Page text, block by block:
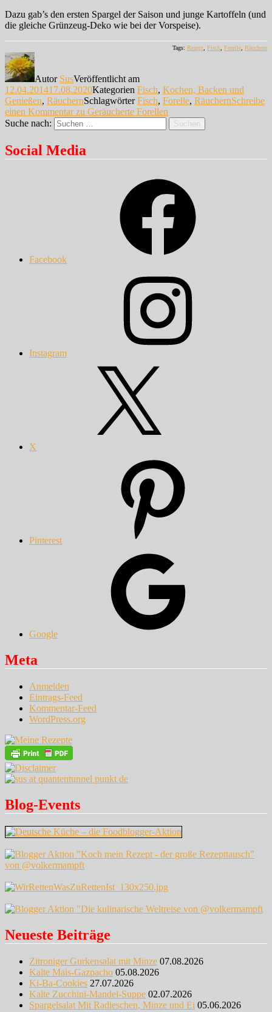
Dazu gab’s den ersten Spargel der Saison und junge Kartoffeln (und
die gleiche Grünzeug-Deko wie bei der Vorspeise).
Tags: Rezept, Fisch, Forelle, Räuchern
Autor SusVeröffentlicht am
12.04.201417.08.2020Kategorien Fisch, Kochen, Backen und
Genießen, RäuchernSchlagwörterFisch, Forelle, RäuchernSchreibe
einen Kommentarzu Geräucherte Forellen
Suche nach:
Suchen
Social Media
Facebook
Instagram
X
Pinterest
Google
Meta
Anmelden
Eintrags-Feed
Kommentar-Feed
WordPress.org
Blog-Events
Neueste Beiträge
Zitroniger Gurkensalat mit Minze 07.08.2026
Kalte Mais-Gazpacho 05.08.2026
Ki-Ba-Cookies 27.07.2026
Kalte Zucchini-Mandel-Suppe 02.07.2026
Spargelsalat Mit Radieschen, Minze und Ei 05.06.2026